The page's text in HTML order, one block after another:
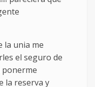
la unia me
el seguro de
ponerme
la reserva y